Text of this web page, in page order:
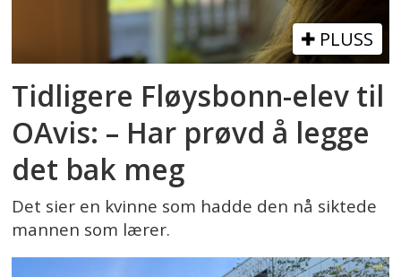
PLUSS
Tidligere Fløysbonn-elev til
OAvis: – Har prøvd å legge
det bak meg
Det sier en kvinne som hadde den nå siktede
mannen som lærer.